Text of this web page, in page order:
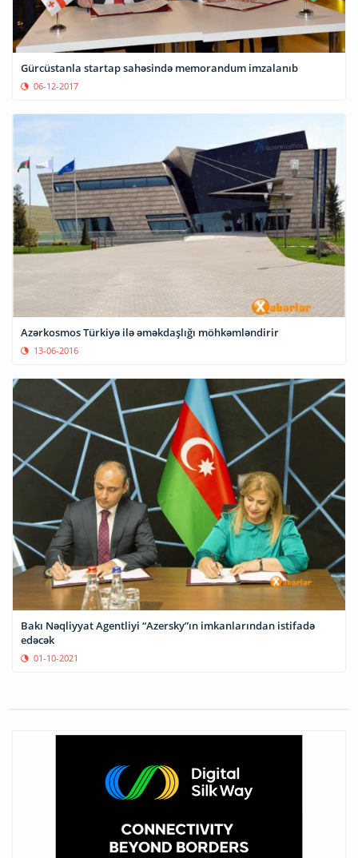
Gürcüstanla startap sahəsində memorandum imzalanıb
06-12-2017
Azərkosmos Türkiyə ilə əməkdaşlığı möhkəmləndirir
13-06-2016
Bakı Nəqliyyat Agentliyi “Azersky”ın imkanlarından istifadə
edəcək
01-10-2021